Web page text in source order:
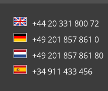
+44 20 331 800 72
+49 201 857 861 0
+49 201 857 861 80
+34 911 433 456